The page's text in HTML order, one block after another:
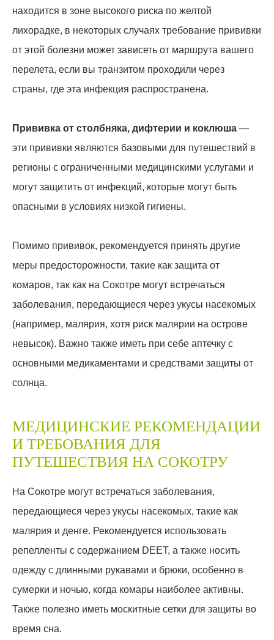
находится в зоне высокого риска по желтой
лихорадке, в некоторых случаях требование прививки
от этой болезни может зависеть от маршрута вашего
перелета, если вы транзитом проходили через
страны, где эта инфекция распространена.
Прививка от столбняка, дифтерии и коклюша —
эти прививки являются базовыми для путешествий в
регионы с ограниченными медицинскими услугами и
могут защитить от инфекций, которые могут быть
опасными в условиях низкой гигиены.
Помимо прививок, рекомендуется принять другие
меры предосторожности, такие как защита от
комаров, так как на Сокотре могут встречаться
заболевания, передающиеся через укусы насекомых
(например, малярия, хотя риск малярии на острове
невысок). Важно также иметь при себе аптечку с
основными медикаментами и средствами защиты от
солнца.
МЕДИЦИНСКИЕ РЕКОМЕНДАЦИИ
И ТРЕБОВАНИЯ ДЛЯ
ПУТЕШЕСТВИЯ НА СОКОТРУ
На Сокотре могут встречаться заболевания,
передающиеся через укусы насекомых, такие как
малярия и денге. Рекомендуется использовать
репелленты с содержанием DEET, а также носить
одежду с длинными рукавами и брюки, особенно в
сумерки и ночью, когда комары наиболее активны.
Также полезно иметь москитные сетки для защиты во
время сна.